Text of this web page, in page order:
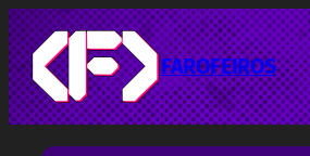
Pular
para
o
conteúdo
FAROFEIROS